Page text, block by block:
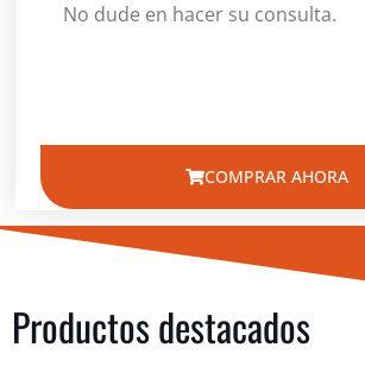
No dude en hacer su consulta.
COMPRAR AHORA
Productos destacados